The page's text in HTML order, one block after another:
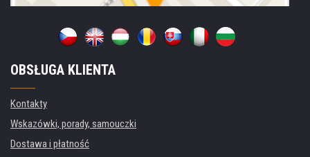
OBSŁUGA KLIENTA
Kontakty
Wskazówki, porady, samouczki
Dostawa i płatność